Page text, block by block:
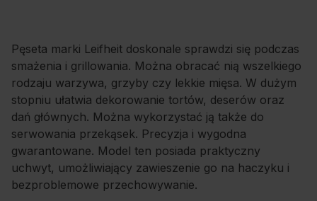
Pęseta marki Leifheit doskonale sprawdzi się podczas
smażenia i grillowania. Można obracać nią wszelkiego
rodzaju warzywa, grzyby czy lekkie mięsa. W dużym
stopniu ułatwia dekorowanie tortów, deserów oraz
dań głównych. Można wykorzystać ją także do
serwowania przekąsek. Precyzja i wygodna
gwarantowane. Model ten posiada praktyczny
uchwyt, umożliwiający zawieszenie go na haczyku i
bezproblemowe przechowywanie.